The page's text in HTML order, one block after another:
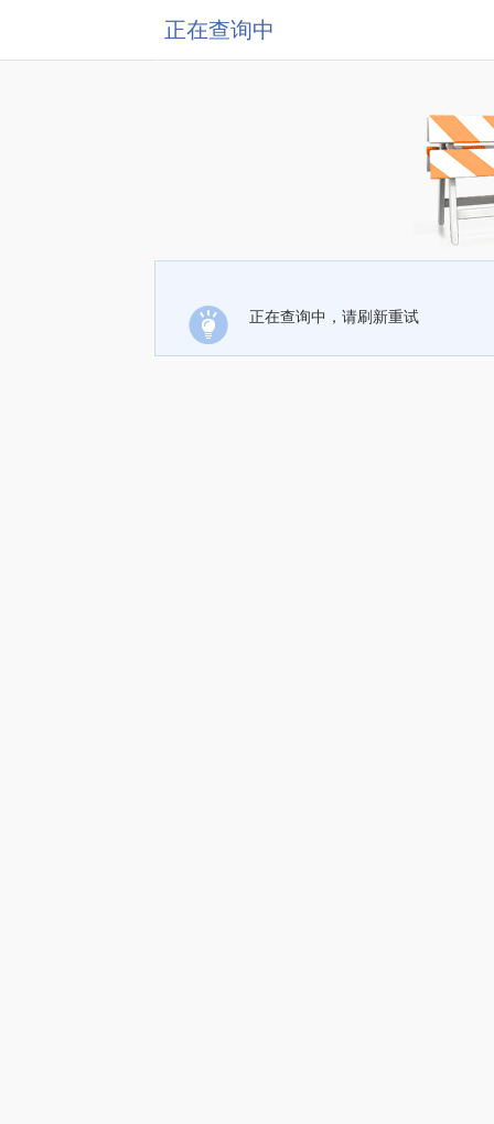
正在查询中
正在查询中，请刷新重试